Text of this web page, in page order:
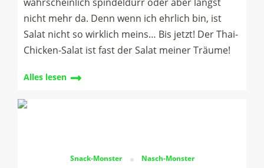
nicht mehr da. Denn wenn ich ehrlich bin, ist
Salat nicht so wirklich meins… Bis jetzt! Der Thai-
Chicken-Salat ist fast der Salat meiner Träume!
Alles lesen
Snack-Monster Nasch-Monster